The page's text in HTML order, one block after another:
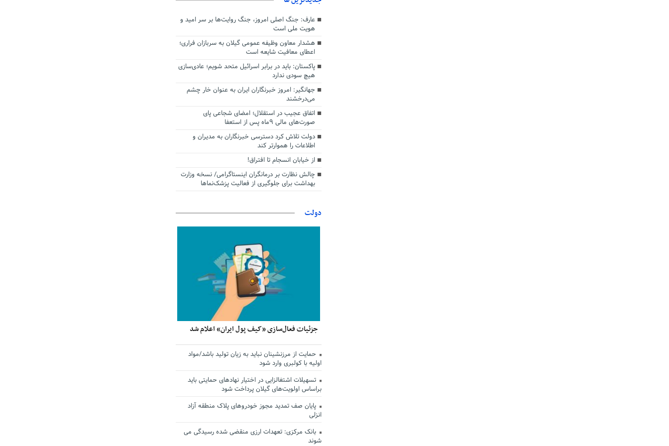
عارف: جنگ اصلی امروز، جنگ روایت‌ها بر سر امید و
هویت ملی است
هشدار معاون وظیفه عمومی گیلان به سربازان فراری؛
اعطای معافیت شایعه است
پاکستان: باید در برابر اسرائیل متحد شویم؛ عادی‌سازی
هیچ سودی ندارد
جهانگیر: امروز خبرنگاران ایران به عنوان خار چشم
می‌درخشند
اتفاق عجیب در استقلال؛ امضای شجاعی پای
صورت‌های مالی ٩ماه پس از استعفا
دولت تلاش کرد دسترسی خبرنگاران به مدیران و
اطلاعات را هموارتر کند
از خیابان انسجام تا افتراق!
چالش نظارت بر درمانگران اینستاگرامی/ نسخه وزارت
بهداشت برای جلوگیری از فعالیت پزشک‌نماها
دولت
جزئیات فعال‌سازی «کیف پول ایران» اعلام شد
حمایت از مرزنشینان نباید به زیان تولید باشد/مواد
اولیه با کولبری وارد شود
تسهیلات اشتغالزایی در اختیار نهادهای حمایتی باید
براساس اولویت‌های گیلان پرداخت شود
پایان صف تمدید مجوز خودروهای پلاک منطقه آزاد
انزلی
بانک مرکزی: تعهدات ارزی منقضی شده رسیدگی می
شوند